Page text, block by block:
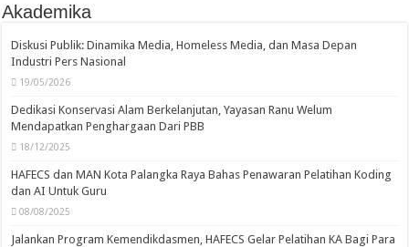
Akademika
Diskusi Publik: Dinamika Media, Homeless Media, dan Masa Depan
Industri Pers Nasional
19/05/2026
Dedikasi Konservasi Alam Berkelanjutan, Yayasan Ranu Welum
Mendapatkan Penghargaan Dari PBB
18/12/2025
HAFECS dan MAN Kota Palangka Raya Bahas Penawaran Pelatihan Koding
dan AI Untuk Guru
08/08/2025
Jalankan Program Kemendikdasmen, HAFECS Gelar Pelatihan KA Bagi Para